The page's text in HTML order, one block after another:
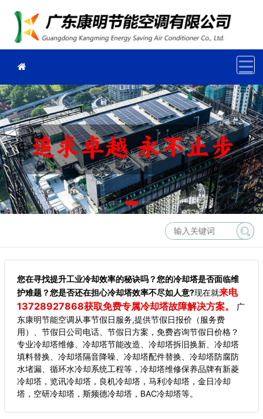
您在寻找提升工业冷却效率的秘诀吗？您的冷却塔是否面临维
护难题？您是否还在担心冷却塔效率不尽如人意?现在就来电
13728927868获取免费专属冷却塔故障解决方案。
广
东康明节能空调从事节假日服务,提供节假日报价（服务费
用）、节假日公司电话、节假日方案，免费咨询节假日价格？
专业冷却塔维修、冷却塔节能改造、冷却塔拆旧换新、冷却塔
填料替换、冷却塔隔音降噪、冷却塔配件替换、冷却塔防腐防
水堵漏、循环水冷却系统工程等，冷却塔维修保养品牌有新菱
冷却塔，览讯冷却塔，良机冷却塔，马利冷却塔，金日冷却
塔，空研冷却塔，斯频德冷却塔，BAC冷却塔等。